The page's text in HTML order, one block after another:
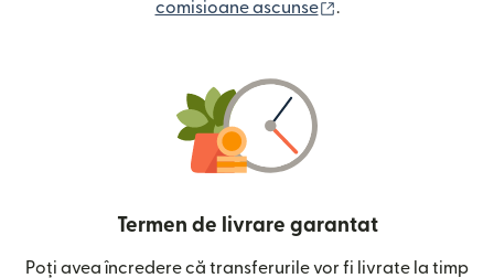
comisioane ascunse
.
Termen de livrare garantat
Poți avea încredere că transferurile vor fi livrate la timp